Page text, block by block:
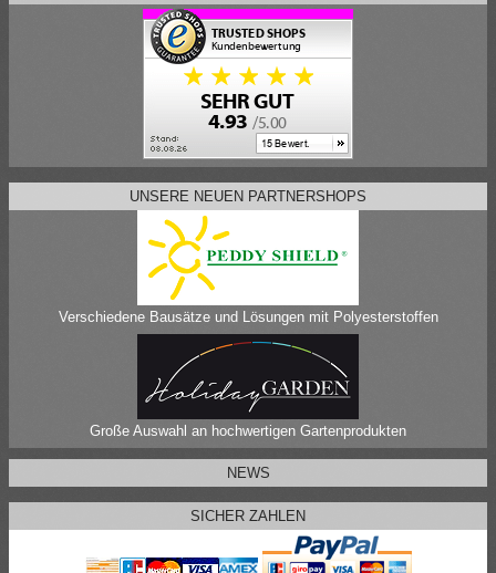
UNSERE NEUEN PARTNERSHOPS
Verschiedene Bausätze und Lösungen mit Polyesterstoffen
Große Auswahl an hochwertigen Gartenprodukten
NEWS
SICHER ZAHLEN